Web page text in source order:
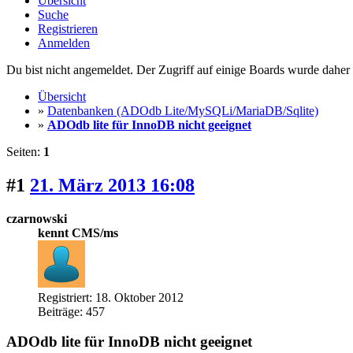
Suche
Registrieren
Anmelden
Du bist nicht angemeldet. Der Zugriff auf einige Boards wurde daher
Übersicht
» Datenbanken (ADOdb Lite/MySQLi/MariaDB/Sqlite)
» ADOdb lite für InnoDB nicht geeignet
Seiten: 1
#1 21. März 2013 16:08
czarnowski
kennt CMS/ms
Registriert: 18. Oktober 2012
Beiträge: 457
ADOdb lite für InnoDB nicht geeignet